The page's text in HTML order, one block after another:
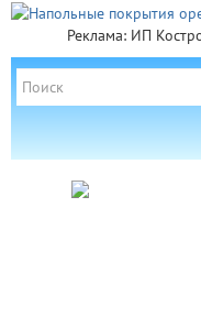
Реклама: ИП